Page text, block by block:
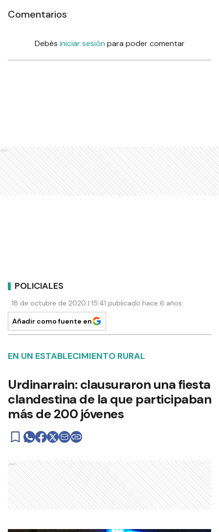
Comentarios
Debés iniciar sesión para poder comentar
Ads
POLICIALES
18 de octubre de 2020 | 15:41 publicado hace 6 años
Añadir como fuente en
EN UN ESTABLECIMIENTO RURAL
Urdinarrain: clausuraron una fiesta
clandestina de la que participaban
más de 200 jóvenes
Ads